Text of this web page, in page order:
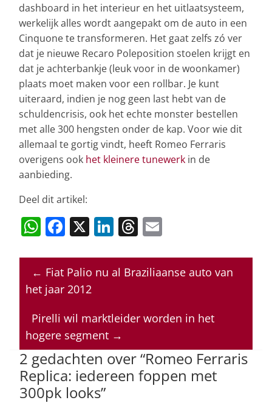
dashboard in het interieur en het uitlaatsysteem,
werkelijk alles wordt aangepakt om de auto in een
Cinquone te transformeren. Het gaat zelfs zó ver
dat je nieuwe Recaro Poleposition stoelen krijgt en
dat je achterbankje (leuk voor in de woonkamer)
plaats moet maken voor een rollbar. Je kunt
uiteraard, indien je nog geen last hebt van de
schuldencrisis, ook het echte monster bestellen
met alle 300 hengsten onder de kap. Voor wie dit
allemaal te gortig vindt, heeft Romeo Ferraris
overigens ook het kleinere tunewerk in de
aanbieding.
Deel dit artikel:
W
at
s
A
p
p
F
c
e
o
o
k
X Li
k
e
n
T
re
a
s
ai
l
← Fiat Palio nu al Braziliaanse auto van
het jaar 2012
Pirelli wil marktleider worden in het
hogere segment →
2 gedachten over “Romeo Ferraris
Replica: iedereen foppen met
300pk looks”